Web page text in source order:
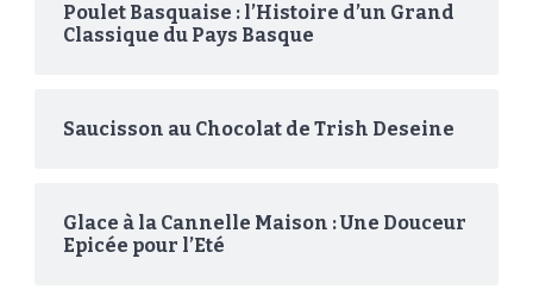
Poulet Basquaise : l’Histoire d’un Grand
Classique du Pays Basque
Saucisson au Chocolat de Trish Deseine
Glace à la Cannelle Maison : Une Douceur
Epicée pour l’Eté